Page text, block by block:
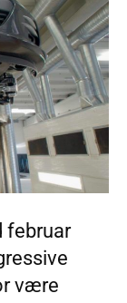
februar
være